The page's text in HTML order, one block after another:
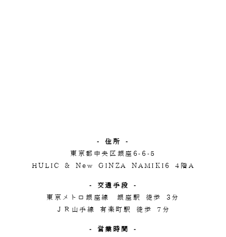
- 住所 -
東京都中央区銀座6-6-5
HULIC & New GINZA NAMIKI6 4階A
- 交通手段 -
東京メトロ銀座線 銀座駅 徒歩 3分
ＪＲ山手線 有楽町駅 徒歩 7分
- 営業時間 -